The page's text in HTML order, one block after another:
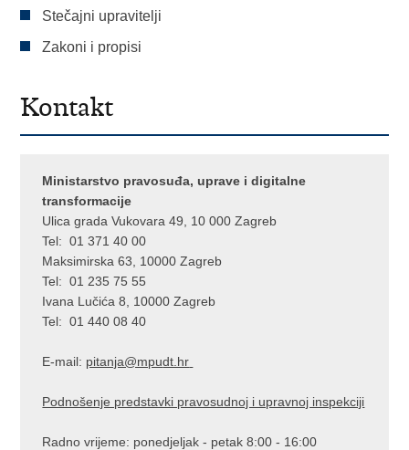
Stečajni upravitelji
Zakoni i propisi
Kontakt
Ministarstvo pravosuđa, uprave i digitalne
transformacije
Ulica grada Vukovara 49, 10 000 Zagreb
Tel: 01 371 40 00
Maksimirska 63, 10000 Zagreb
Tel: 01 235 75 55
Ivana Lučića 8, 10000 Zagreb
Tel: 01 440 08 40
E-mail: pitanja@mpudt.hr
Podnošenje predstavki pravosudnoj i upravnoj inspekciji
Radno vrijeme: ponedjeljak - petak 8:00 - 16:00